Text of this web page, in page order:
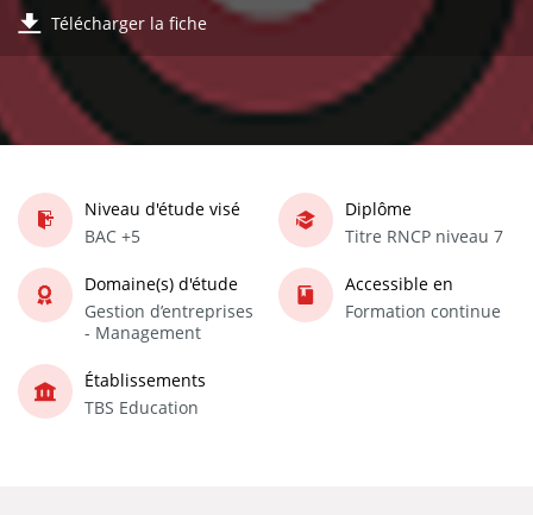
Télécharger la fiche
Niveau d'étude visé
BAC +5
Diplôme
Titre RNCP niveau 7
Domaine(s) d'étude
Gestion d’entreprises
- Management
Accessible en
Formation continue
Établissements
TBS Education